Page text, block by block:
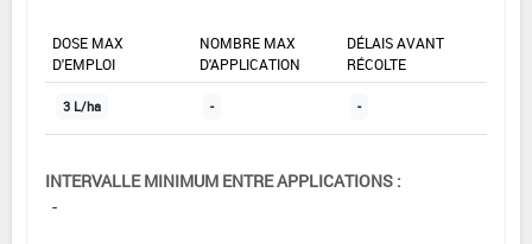
DOSE MAX
D'EMPLOI
NOMBRE MAX
D'APPLICATION
DÉLAIS AVANT
RÉCOLTE
3 L/ha - -
INTERVALLE MINIMUM ENTRE APPLICATIONS :
-